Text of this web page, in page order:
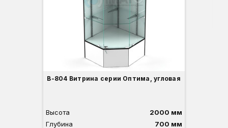
В-804 Витрина серии Оптима, угловая
Высота
2000 мм
Глубина
700 мм